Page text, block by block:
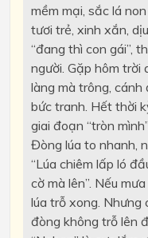
mềm mại, sắc lá
tươi trẻ, xinh xắn,
“đang thì con gái”,
người. Gặp hôm trời
làng mà trông,
bức tranh. Hết thời
giai đoạn “tròn
Đòng lúa to nhanh,
“Lúa chiêm lấp ló
cờ mà lên”. Nếu
lúa trỗ xong.
đòng không trỗ lên